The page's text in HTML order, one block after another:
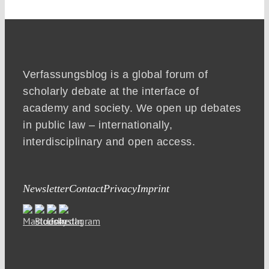
Verfassungsblog is a global forum of
scholarly debate at the interface of
academy and society. We open up debates
in public law – internationally,
interdisciplinary and open access.
NewsletterContactPrivacyImprint